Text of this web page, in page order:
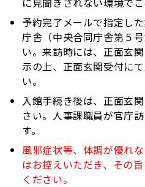
予約完了メールで指定し
庁舎（中央合同庁舎第５
い。来訪時には、正面玄
示の上、正面玄関受付に
い。
入館手続き後は、正面玄
さい。人事課職員が官庁
す。
風邪症状等、体調が優れ
はお控えいただき、その
くださ